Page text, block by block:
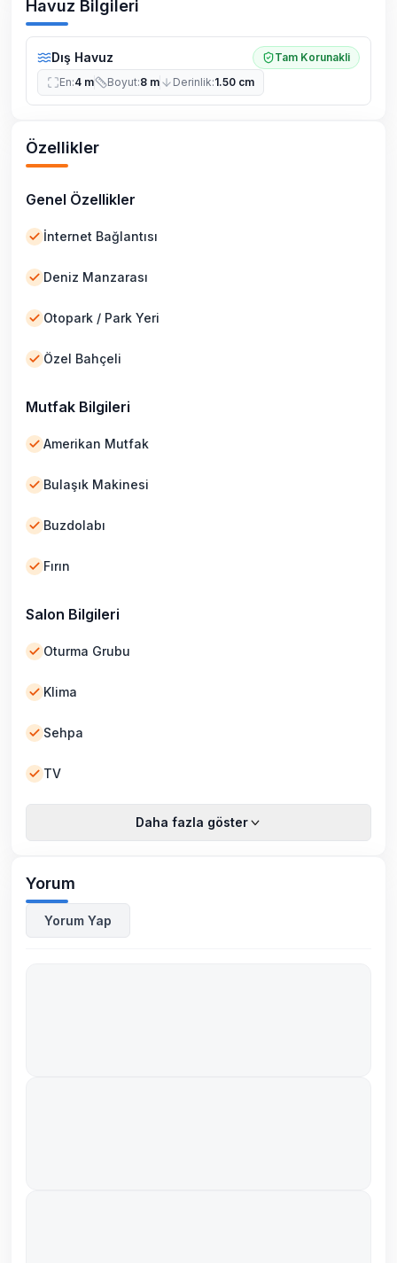
Havuz Bilgileri
Dış Havuz
Tam Korunakli
En:4 m Boyut:8 m Derinlik:1.50 cm
Özellikler
Genel Özellikler
İnternet Bağlantısı
Deniz Manzarası
Otopark / Park Yeri
Özel Bahçeli
Mutfak Bilgileri
Amerikan Mutfak
Bulaşık Makinesi
Buzdolabı
Fırın
Salon Bilgileri
Oturma Grubu
Klima
Sehpa
TV
Daha fazla göster
Yorum
Yorum Yap